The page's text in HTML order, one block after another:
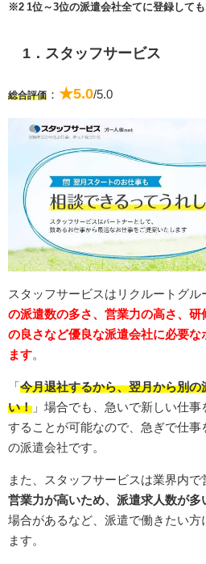
※2 1位～3位の派遣会社全てに登録して
1．スタッフサービス
総合評価 ： ★5.0/5.0
スタッフサービスはリクルートグル
の派遣数の多さ、営業力の高さ、
の良さなど優良な派遣会社に必要
ます。
「 今月退社するから、翌月から別
い！ 」場合でも、急いで新しい仕
することが可能なので、急ぎで仕事
の派遣会社です。
また、スタッフサービスは業界内で
営業力が高いため、派遣求人数が多
場合があるなど、派遣で働きたい方
ます。